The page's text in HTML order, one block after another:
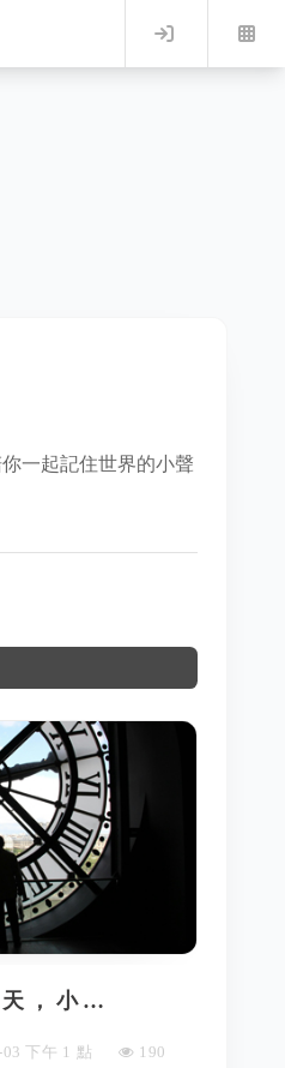
Log in
一起記住世界的小聲
，小…
下午 1 點 190